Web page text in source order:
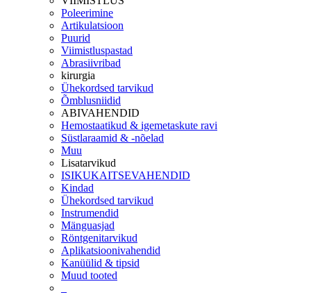
Poleerimine
Artikulatsioon
Puurid
Viimistluspastad
Abrasiivribad
kirurgia
Ühekordsed tarvikud
Õmblusniidid
ABIVAHENDID
Hemostaatikud & igemetaskute ravi
Süstlaraamid & -nõelad
Muu
Lisatarvikud
ISIKUKAITSEVAHENDID
Kindad
Ühekordsed tarvikud
Instrumendid
Mänguasjad
Röntgenitarvikud
Aplikatsioonivahendid
Kanüülid & tipsid
Muud tooted